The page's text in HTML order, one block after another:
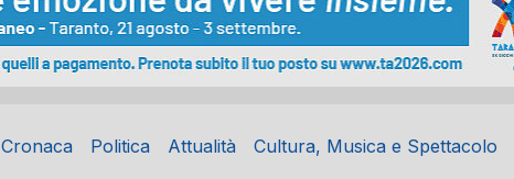
Cronaca Politica Attualità Cultura, Musica e Spettacolo